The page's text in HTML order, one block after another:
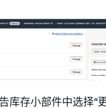
库存小部件中选择“更